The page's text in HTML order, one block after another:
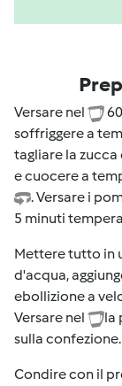
Versare nel
soffriggere a
tagliare la zucca
e cuocere a
. Versare i
5 minuti
Mettere tutto in
d'acqua,
ebollizione a
Versare nel
la
sulla confezione.
Condire con il